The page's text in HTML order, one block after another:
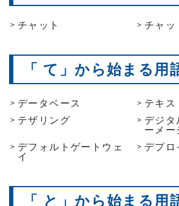
チャット チャッ
「 て」から始まる用
データベース
テキス
テザリング
デジタ
ーメー
デフォルトゲートウェ
イ
デプロ
「 と」から始まる用